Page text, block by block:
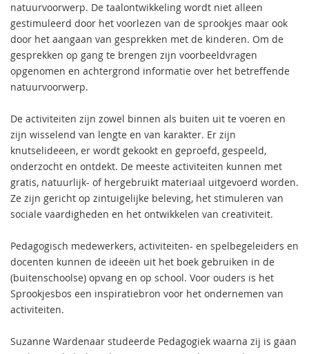
natuurvoorwerp. De taalontwikkeling wordt niet alleen
gestimuleerd door het voorlezen van de sprookjes maar ook
door het aangaan van gesprekken met de kinderen. Om de
gesprekken op gang te brengen zijn voorbeeldvragen
opgenomen en achtergrond informatie over het betreffende
natuurvoorwerp.
De activiteiten zijn zowel binnen als buiten uit te voeren en
zijn wisselend van lengte en van karakter. Er zijn
knutselideeen, er wordt gekookt en geproefd, gespeeld,
onderzocht en ontdekt. De meeste activiteiten kunnen met
gratis, natuurlijk- of hergebruikt materiaal uitgevoerd worden.
Ze zijn gericht op zintuigelijke beleving, het stimuleren van
sociale vaardigheden en het ontwikkelen van creativiteit.
Pedagogisch medewerkers, activiteiten- en spelbegeleiders en
docenten kunnen de ideeën uit het boek gebruiken in de
(buitenschoolse) opvang en op school. Voor ouders is het
Sprookjesbos een inspiratiebron voor het ondernemen van
activiteiten.
Suzanne Wardenaar studeerde Pedagogiek waarna zij is gaan